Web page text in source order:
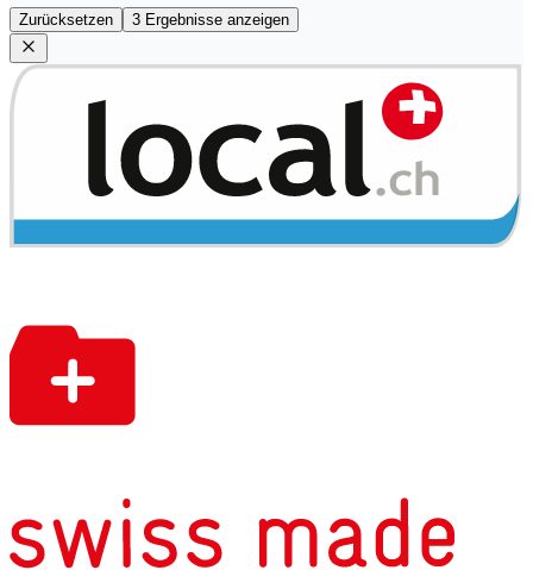
Zurücksetzen 3 Ergebnisse anzeigen